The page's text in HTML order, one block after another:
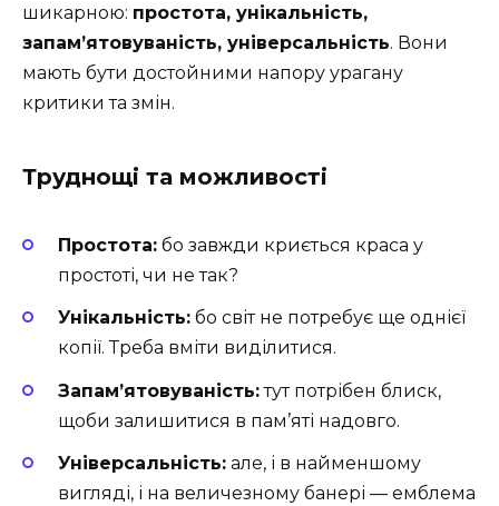
шикарною: простота, унікальність,
запам’ятовуваність, універсальність. Вони
мають бути достойними напору урагану
критики та змін.
Труднощі та можливості
Простота: бо завжди криється краса у
простоті, чи не так?
Унікальність: бо світ не потребує ще однієї
копії. Треба вміти виділитися.
Запам’ятовуваність:тут потрібен блиск,
щоби залишитися в пам’яті надовго.
Універсальність: але, і в найменшому
вигляді, і на величезному банері — емблема